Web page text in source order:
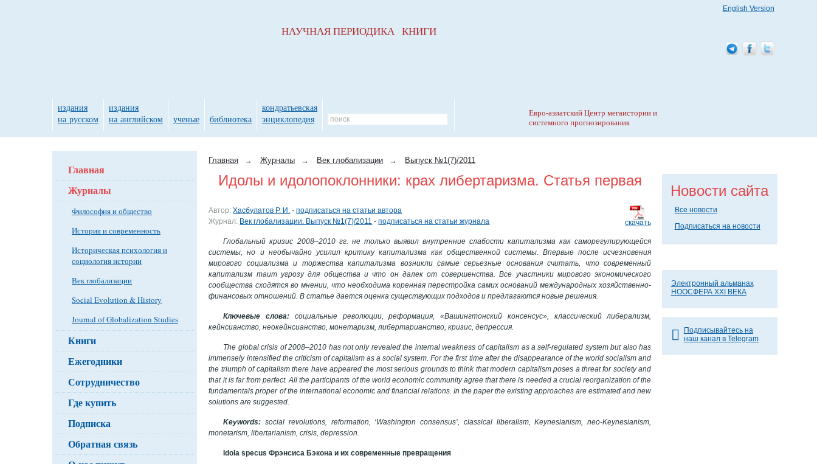
Главная → Журналы → Век глобализации → Выпуск №1(7)/2011
Идолы и идолопоклонники: крах либертаризма. Статья первая
скачать
Автор: Хасбулатов Р. И. -подписаться на статьи автора
Журнал: Век глобализации. Выпуск №1(7)/2011 -подписаться на статьи журнала
Глобальный кризис 2008–2010 гг. не только выявил внутренние слабости капитализма как саморегулирующейся
системы, но и необычайно усилил критику капитализма как общественной системы. Впервые после исчезновения
мирового социализма и торжества капитализма возникли самые серьезные основания считать, что современный
капитализм таит угрозу для общества и что он далек от совершенства. Все участники мирового экономического
сообщества сходятся во мнении, что необходима коренная перестройка самих оснований международных хозяйственно-
финансовых отношений. В статье дается оценка существующих подходов и предлагаются новые решения.
Ключевые слова:
социальные революции, реформация, «Вашингтонский консенсус», классический либерализм,
кейнсианство, неокейнсианство, монетаризм, либертарианство, кризис, депрессия.
The global crisis of 2008–2010 has not only revealed the internal weakness of capitalism as a self-regulated system but also has
immensely intensified the criticism of capitalism as a social system. For the first time after the disappearance of the world socialism and
the triumph of capitalism there have appeared the most serious grounds to think that modern capitalism poses a threat for society and
that it is far from perfect. All the participants of the world economic community agree that there is needed a crucial reorganization of the
fundamentals proper of the international economic and financial relations. In the paper the existing approaches are estimated and new
solutions are suggested.
Keywords: social revolutions, reformation, ‘Washington consensus’, classical liberalism,Keynesianism, neo-Keynesianism,
monetarism, libertarianism, crisis, depression.
Idolаspecus Фрэнсиса Бэкона и их современные превращения
Главная
Журналы
Философия и общество
История и современность
Историческая психология и
социология истории
Век глобализации
Social Evolution & History
Journal of Globalization Studies
Книги
Ежегодники
Сотрудничество
Где купить
Подписка
Обратная связь
Новости сайта
Все новости
Подписаться на новости
Электронный альманах
НООСФЕРА XXI ВЕКА
Подписывайтесь на
наш канал в Telegram
НАУЧНАЯ ПЕРИОДИКА КНИГИ
издания
на русском
издания
на английском
ученые библиотека
кондратьевская
энциклопедия
Евро-азиатский Центр мегаистории и
системного прогнозирования
English Version